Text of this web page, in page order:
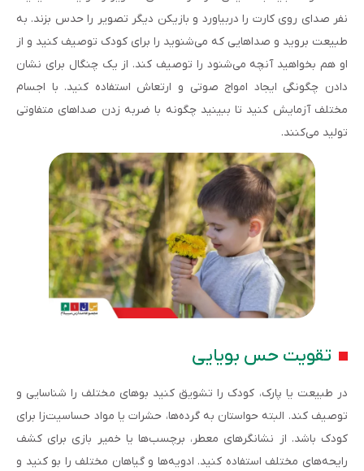
نفر صدای روی کارت را دربیاورد و بازیکن دیگر تصویر را حدس بزند. به
طبیعت بروید و صداهایی که می‌شنوید را برای کودک توصیف کنید و از
او هم بخواهید آنچه می‌شنود را توصیف کند. از یک چنگال برای نشان
دادن چگونگی ایجاد امواج صوتی و ارتعاش استفاده کنید. با اجسام
مختلف آزمایش کنید تا ببینید چگونه با ضربه زدن صداهای متفاوتی
تولید می‌کنند.
تقویت حس بویایی
در طبیعت یا پارک، کودک را تشویق کنید بوهای مختلف را شناسایی و
توصیف کند. البته حواستان به گرده‌ها، حشرات یا مواد حساسیت‌زا برای
کودک باشد. از نشانگرهای معطر، برچسب‌ها یا خمیر بازی برای کشف
رایحه‌های مختلف استفاده کنید. ادویه‌ها و گیاهان مختلف را بو کنید و